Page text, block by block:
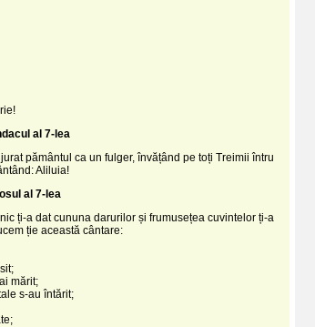
al 7-lea
pământul ca un fulger, învățând pe toți Treimii întru
Aliluia!
al 7-lea
ți-a dat cununa darurilor și frumusețea cuvintelor ți-a
ție această cântare:
mărit;
s-au întărit;